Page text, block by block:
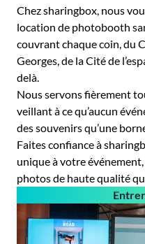
Chez sharingbox, nous
location de photobooth
couvrant chaque coin, du
Georges, de la Cité de
delà.
Nous servons fièrement
veillant à ce qu’aucun
des souvenirs qu’une
Faites confiance à
unique à votre
photos de haute qualité